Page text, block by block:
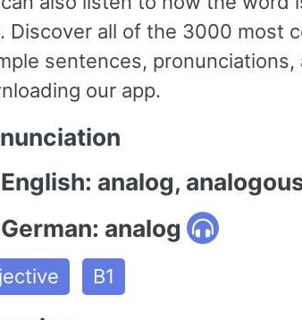
Discover all of the 3000 most
sentences,
our app.
English: analog,
German: analog
B1